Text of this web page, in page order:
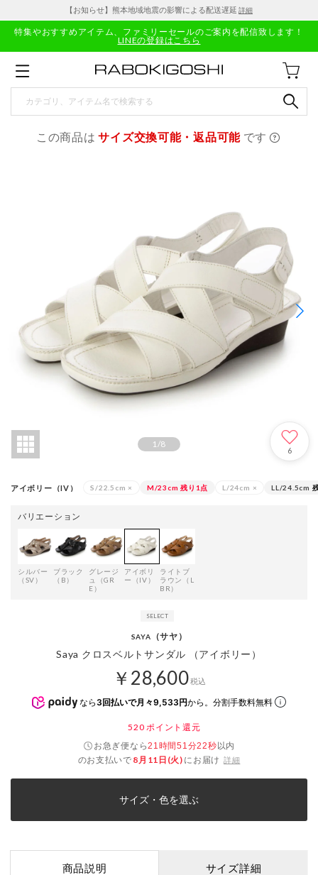
【お知らせ】熊本地域地震の影響による配送遅延 詳細
特集やおすすめアイテム、ファミリーセールのご案内を配信致します！
LINEの登録はこちら
この商品はサイズ交換可能・返品可能 です
1/8
6
アイボリー（IV） S/22.5cm × M/23cm 残り1点 L/24cm × LL/24.5cm
バリエーション
シルバー
（SV）
ブラック
（B）
グレージ
ュ（GR
E）
アイボリ
ー（IV）
ライトブ
ラウン（L
BR）
SAYA （サヤ）
Saya クロスベルトサンダル （アイボリー）
￥28,600税込
なら 3回払いで月々9,533円から。分割手数料無料
520 ポイント還元
お急ぎ便なら21時間51分21秒以内
のお支払いで 8月11日(火) にお届け 詳細
サイズ・色を選ぶ
商品説明 サイズ詳細